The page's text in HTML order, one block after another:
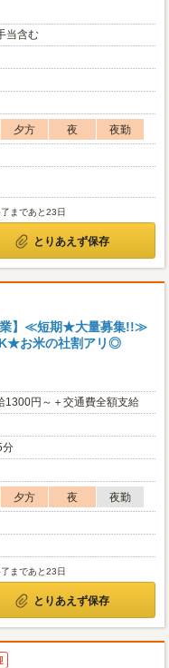
当含む
夕方 夜
夜勤
まであと23日
とりあえず保存
業】≪短期★大量募集!!≫
お米の社割アリ◎
円～＋交通費全額支給
分
夕方 夜
夜勤
まであと23日
とりあえず保存